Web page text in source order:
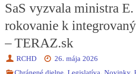
SaS vyzvala ministra E.
rokovanie k
– TERAZ.sk
RCHD
26. mája 2026